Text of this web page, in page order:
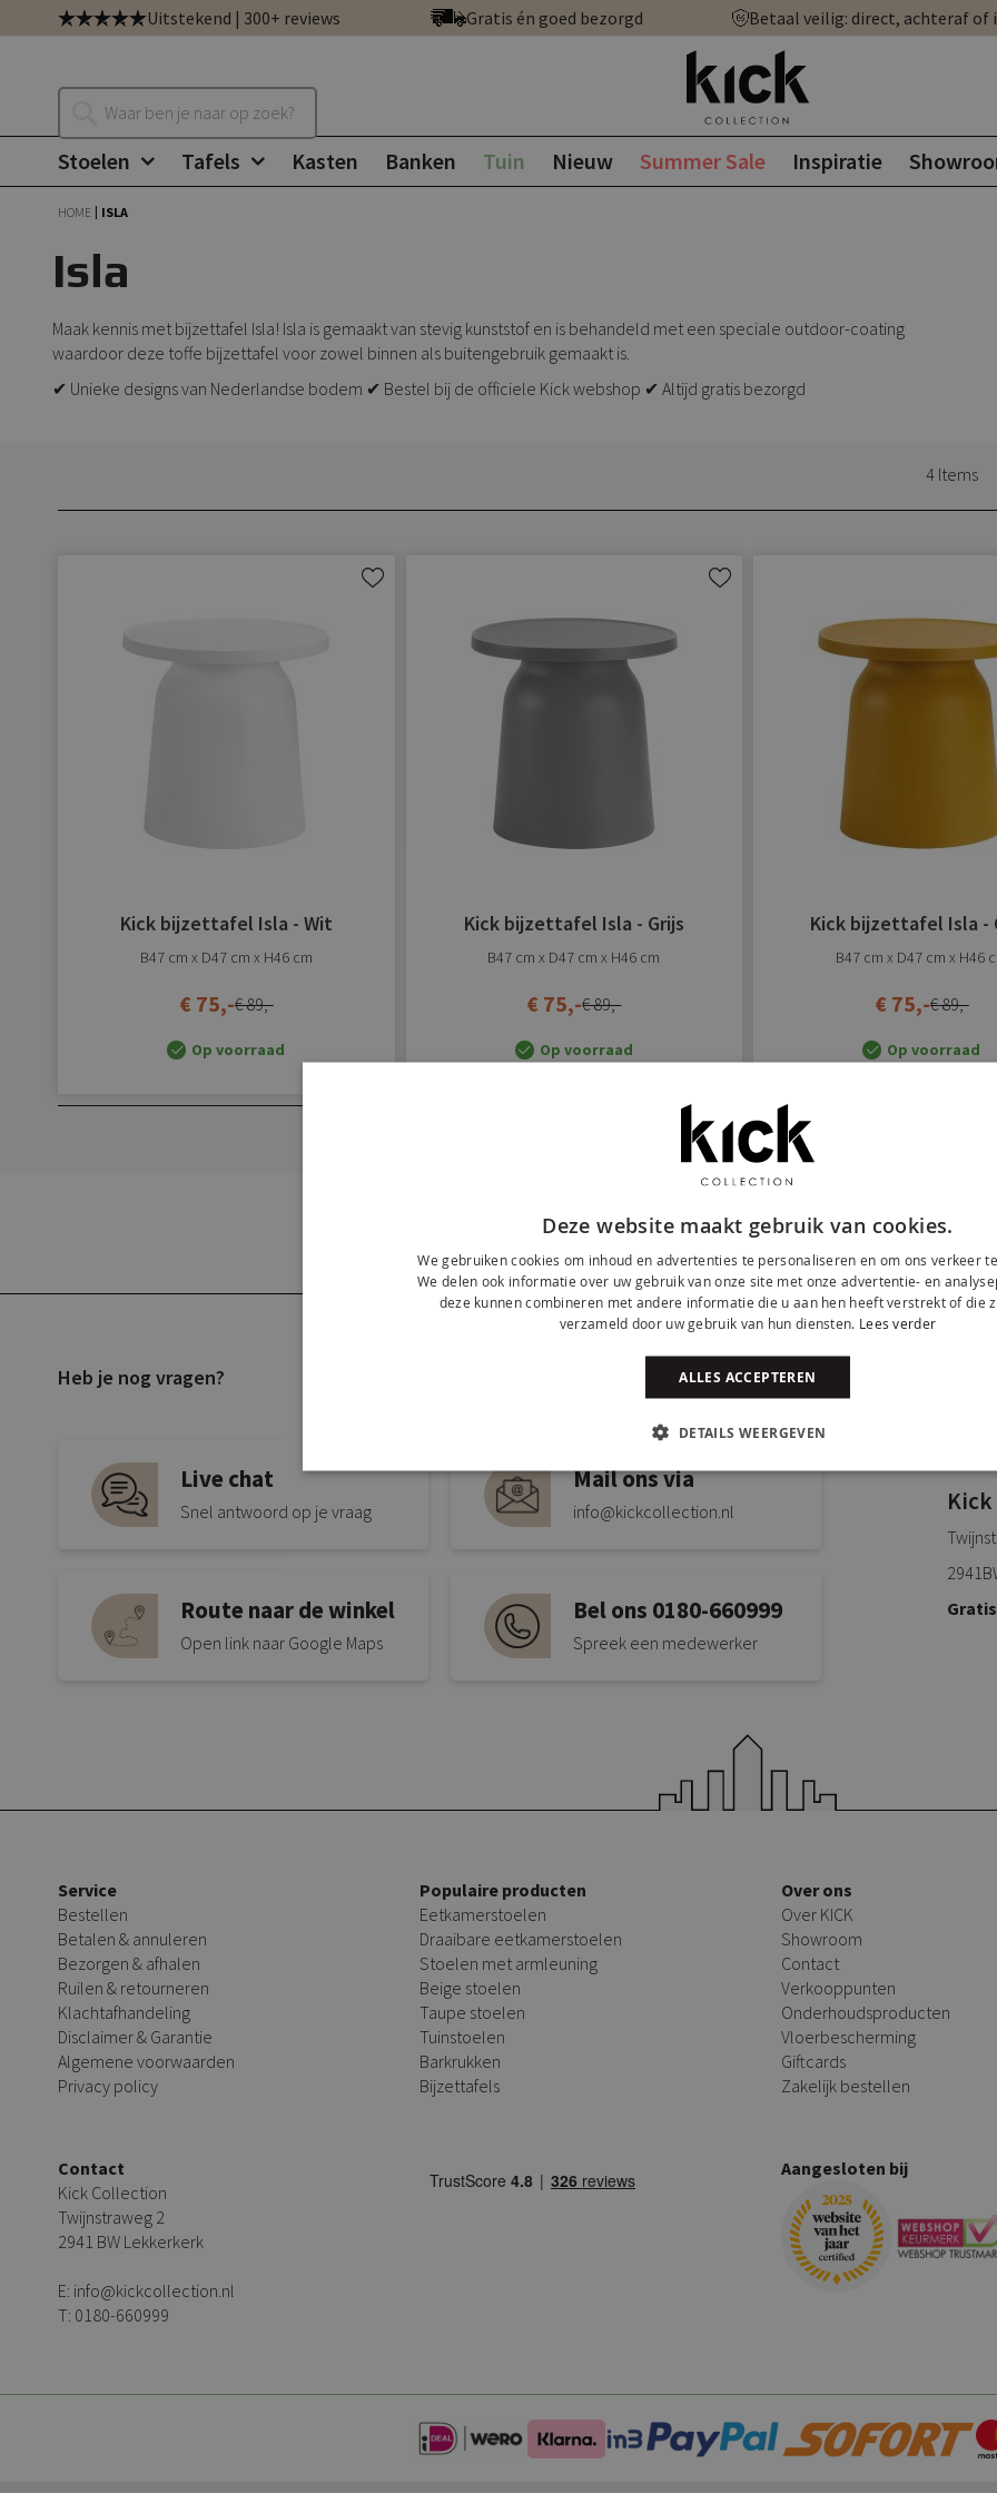
Ga
direct
naar
inhoud
Uitstekend | 300+ reviews Gratis én goed bezorgd Betaal veilig: direct, achteraf of
Zoeken
Stoelen Tafels Kasten Banken Tuin Nieuw Summer Sale Inspiratie
HOME ISLA
Isla
Maak kennis met bijzettafel Isla! Isla is gemaakt van stevig kunststof en is behandeld met een speciale outdoor-coating
waardoor deze toffe bijzettafel voor zowel binnen als buitengebruik gemaakt is.
✔ Unieke designs van Nederlandse bodem ✔ Bestel bij de officiele Kick webshop ✔ Altijd gratis bezorgd
4 Items
Kick bijzettafel Isla - Wit
B47 cm x D47 cm x H46 cm
€ 75,-€ 89,-
Op voorraad
Kick bijzettafel Isla - Grijs
B47 cm x D47 cm x H46 cm
€ 75,-€ 89,-
Op voorraad
Kick bijzettafel Isla -
B47 cm x D47 cm x H46
€ 75,-€ 89,-
Op voorraad
Ontdek Kick bij onze
Inspireer anderen door #yeskickcollection of @kickcollection.nl te gebruiken
Heb je nog vragen?
Live chat
Snel antwoord op je vraag
Mail ons via
info@kickcollection.nl
Route naar de winkel
Open link naar Google Maps
Bel ons 0180-660999
Spreek een medewerker
Service
Bestellen
Betalen & annuleren
Bezorgen & afhalen
Ruilen & retourneren
Klachtafhandeling
Disclaimer & Garantie
Algemene voorwaarden
Privacy policy
Populaire producten
Eetkamerstoelen
Draaibare eetkamerstoelen
Stoelen met armleuning
Beige stoelen
Taupe stoelen
Tuinstoelen
Barkrukken
Bijzettafels
Over ons
Over KICK
Showroom
Contact
Verkooppunten
Onderhoudsproducten
Vloerbescherming
Giftcards
Zakelijk bestellen
Contact
Kick Collection
Twijnstraweg 2
2941 BW Lekkerkerk
E: info@kickcollection.nl
T: 0180-660999
Aangesloten bij
Deze website maakt gebruik van cookies.
We gebruiken cookies om inhoud en advertenties te personaliseren en om ons verkeer
We delen ook informatie over uw gebruik van onze site met onze advertentie- en
deze kunnen combineren met andere informatie die u aan hen heeft verstrekt of die
verzameld door uw gebruik van hun diensten. Lees verder
ALLES ACCEPTEREN
DETAILS WEERGEVEN